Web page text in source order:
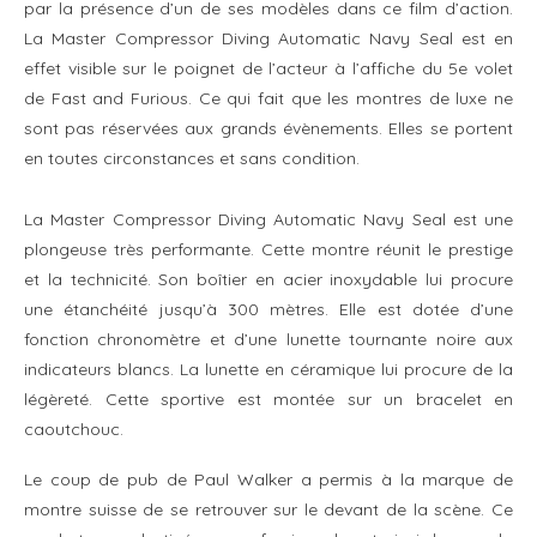
par la présence d’un de ses modèles dans ce film d’action.
La Master Compressor Diving Automatic Navy Seal est en
effet visible sur le poignet de l’acteur à l’affiche du 5e volet
de Fast and Furious. Ce qui fait que les montres de luxe ne
sont pas réservées aux grands évènements. Elles se portent
en toutes circonstances et sans condition.
La Master Compressor Diving Automatic Navy Seal est une
plongeuse très performante. Cette montre réunit le prestige
et la technicité. Son boîtier en acier inoxydable lui procure
une étanchéité jusqu’à 300 mètres. Elle est dotée d’une
fonction chronomètre et d’une lunette tournante noire aux
indicateurs blancs. La lunette en céramique lui procure de la
légèreté. Cette sportive est montée sur un bracelet en
caoutchouc.
Le coup de pub de Paul Walker a permis à la marque de
montre suisse de se retrouver sur le devant de la scène. Ce